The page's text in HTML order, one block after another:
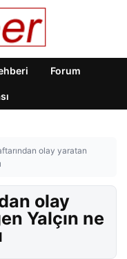
Forum
olay yaratan
olay
Yalçın ne